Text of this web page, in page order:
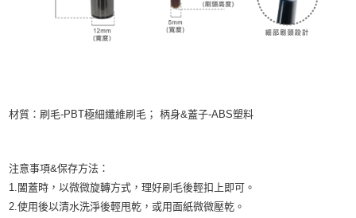
材質：刷毛-PBT極細纖維刷毛； 柄身&蓋子-ABS塑料
注意事項&保存方法：
1.闔蓋時，以微微旋轉方式，理好刷毛後輕扣上即可。
2.使用後以清水洗淨後輕甩乾，或用面紙微微壓乾。